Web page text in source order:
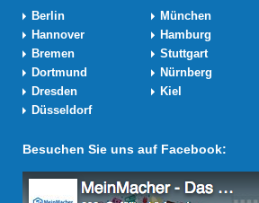
Berlin
München
Hannover
Hamburg
Bremen
Stuttgart
Dortmund
Nürnberg
Dresden
Kiel
Düsseldorf
Besuchen Sie uns auf Facebook: